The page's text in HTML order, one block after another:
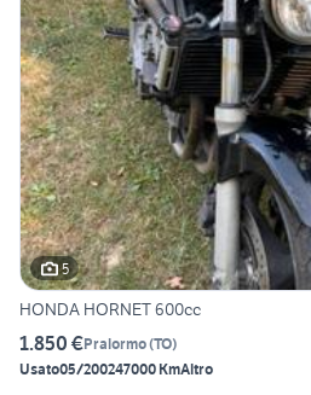
5
HONDA HORNET 600cc
1.850 €Pralormo(TO)
Usato05/200247000 KmAltro